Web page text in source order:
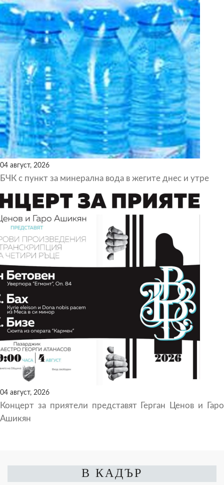
04 август, 2026
БЧК с пункт за минерална вода в жегите днес и утре
04 август, 2026
Концерт за приятели представят Герган Ценов и Гаро
Ашикян
В КАДЪР